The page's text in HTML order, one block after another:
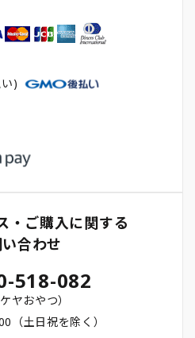
)
・ご購入に関する
合わせ
518-082
ヤおやつ）
（土日祝を除く）